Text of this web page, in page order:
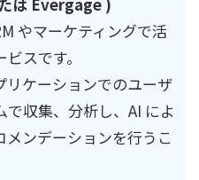
やマーケティングで活
スです。
ケーションでのユーザ
収集、分析し、AI によ
ンデーションを行うこ